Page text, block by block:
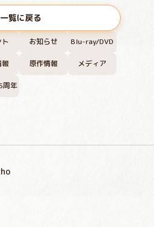
お知らせ Blu-ray/DVD
原作情報 メディア
周年
一覧に戻る